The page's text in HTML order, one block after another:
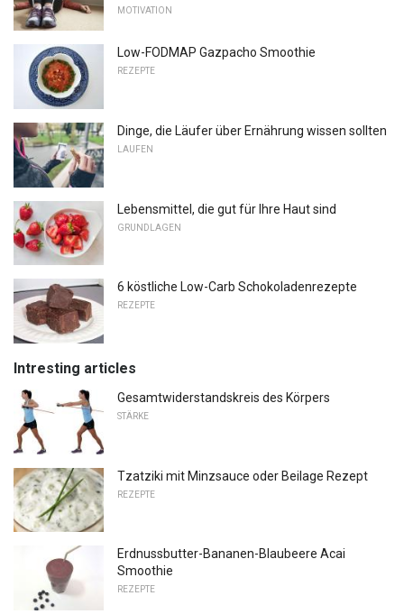
MOTIVATION
Low-FODMAP Gazpacho Smoothie
REZEPTE
Dinge, die Läufer über Ernährung wissen sollten
LAUFEN
Lebensmittel, die gut für Ihre Haut sind
GRUNDLAGEN
6 köstliche Low-Carb Schokoladenrezepte
REZEPTE
Intresting articles
Gesamtwiderstandskreis des Körpers
STÄRKE
Tzatziki mit Minzsauce oder Beilage Rezept
REZEPTE
Erdnussbutter-Bananen-Blaubeere Acai
Smoothie
REZEPTE